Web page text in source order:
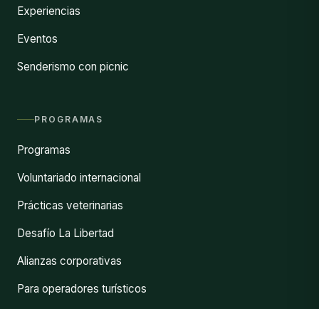
Experiencias
Eventos
Senderismo con picnic
PROGRAMAS
Programas
Voluntariado internacional
Prácticas veterinarias
Desafío La Libertad
Alianzas corporativas
Para operadores turísticos